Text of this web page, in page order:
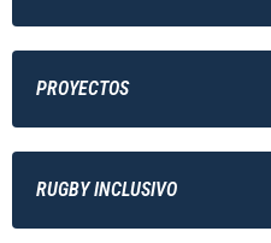
PROYECTOS
RUGBY INCLUSIVO